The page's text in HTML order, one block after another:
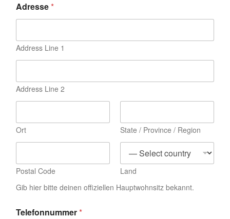
Adresse*
Address Line 1
Address Line 2
Ort State / Province / Region
Postal Code
Land
Gib hier bitte deinen offiziellen Hauptwohnsitz bekannt.
Telefonnummer*